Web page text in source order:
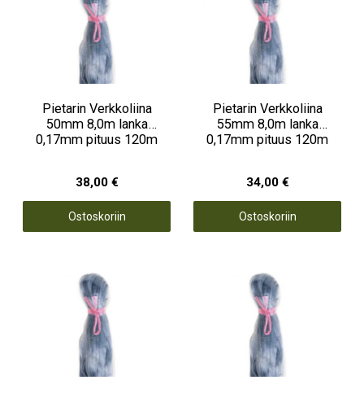
Pietarin Verkkoliina
50mm 8,0m lanka
0,17mm pituus 120m
38,00 €
Ostoskoriin
Pietarin Verkkoliina
55mm 8,0m lanka
0,17mm pituus 120m
34,00 €
Ostoskoriin